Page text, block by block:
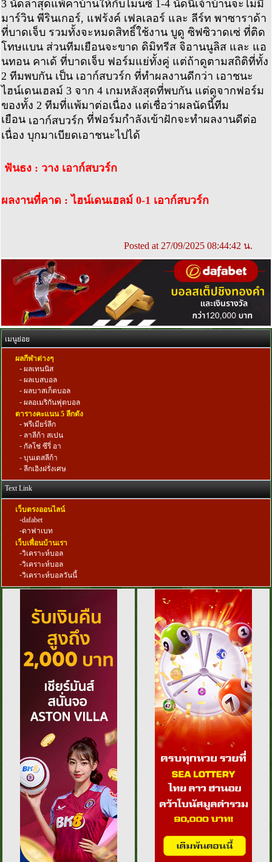
เมนูย่อย
ผลกีฬาต่างๆ
- ผลเทนนิส
- ผลเบสบอล
- ผลบาสเก็ตบอล
- ผลอเมริกันฟุตบอล
ตารางคะแนน 5 ลีกดัง
- พรีเมียร์ลีก
- ลาลีก้า สเปน
- กัลโช่ ซีรี่ อา
- บุนเดสลีก้า
- ลีกเอิงฝรั่งเศษ
Text Link
เว็บตรงออนไลน์
-dafabet
-ดาฟาเบท
เว็บเพื่อนบ้านเรา
-วิเคราะห์บอล
-วิเคราะห์บอล
-วิเคราะห์บอลวันนี้
3 นัดล่าสุดแพ้คาบ้านให้กับไมนซ์ 1-4 นัดนี้เจ้าบ้านจะไม่มี
มาร์วิน พีรินเกอร์, แฟร้งค์ เฟลเลอร์ และ ลีร์ท พาซาราด้า
ที่บาดเจ็บ รวมทั้งจะหมดสิทธิ์ใช้งาน บูดู ซิฟซิวาดเซ่ ที่ติด
โทษแบน ส่วนทีมเยือนจะขาด ดิมิทรีส จิอานนูลิส และ แอ
นทอน คาเด้ ที่บาดเจ็บ ฟอร์มแย่ทั้งคู่ แต่ถ้าดูตามสถิติที่ทั้ง
2 ทีมพบกัน เป็น เอาก์สบวร์ก ที่ทำผลงานดีกว่า เอาชนะ
ไฮน์เดนเฮลม์ 3 จาก 4 เกมหลังสุดที่พบกัน แต่ดูจากฟอร์ม
ของทั้ง 2 ทีมที่แพ้มาต่อเนื่อง แต่เชื่อว่าผลนัดนี้ทีม
เยือน เอาก์สบวร์ก ที่ฟอร์มกำลังเข้าฝักจะทำผลงานดีต่อ
เนื่อง บุกมาเบียดเอาชนะไปได้
ฟันธง : วาง เอาก์สบวร์ก
ผลงานที่คาด : ไฮน์เดนเฮลม์ 0-1 เอาก์สบวร์ก
Posted at 27/09/2025 08:44:42 น.